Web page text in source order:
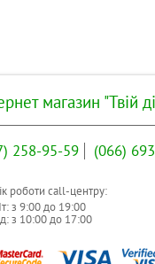
магазин "Твій
258-95-59 (066)
роботи call-центру:
з 9:00до 19:00
з 10:00до 17:00